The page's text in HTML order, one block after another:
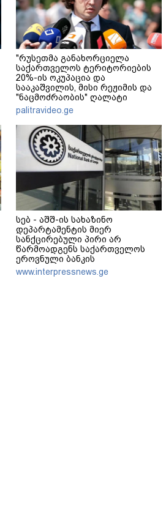
"რუსეთმა განახორციელა
საქართველოს ტერიტორიების
20%-ის ოკუპაცია და
სააკაშვილის, მისი რეჟიმის და
"ნაცმოძრაობის" ღალატი
ვერანაირად ვერ გადაფარავს
ამ დანაშაულს" - ირაკლი
კობახიძე
palitravideo.ge
სებ - აშშ-ის სახაზინო
დეპარტამენტის მიერ
სანქცირებული პირი არ
წარმოადგენს საქართველოს
ეროვნული ბანკის
რეგულირებულ სუბიექტს
www.interpressnews.ge